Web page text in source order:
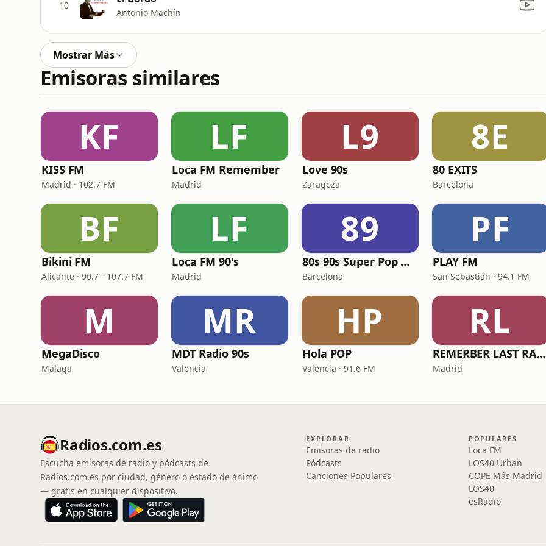
10
Antonio Machín
Mostrar Más
Emisoras similares
KF
KISS FM
Madrid · 102.7 FM
LF
Loca FM Remember
Madrid
L9
Love 90s
Zaragoza
8E
80 EXITS
Barcelona
BF
Bikini FM
Alicante · 90.7 - 107.7 FM
LF
Loca FM 90's
Madrid
89
80s 90s Super Pop Hits
Barcelona
PF
PLAY FM
San Sebastián · 94.1 FM
M
MegaDisco
Málaga
MR
MDT Radio 90s
Valencia
HP
Hola POP
Valencia · 91.6 FM
RL
REMERBER LAST RADIO
Madrid
Radios.com.es
Escucha emisoras de radio y pódcasts de
Radios.com.es por ciudad, género o estado de ánimo
— gratis en cualquier dispositivo.
EXPLORAR
Emisoras de radio
Pódcasts
Canciones Populares
POPULARES
Loca FM
LOS40 Urban
COPE Más Madrid
LOS40
esRadio